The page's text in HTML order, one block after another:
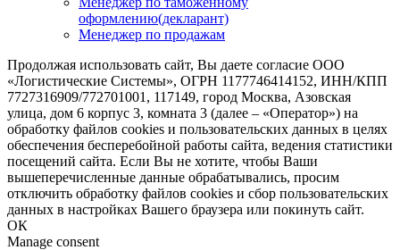
оформлению(декларант)
Менеджер по продажам
Продолжая использовать сайт, Вы даете согласие ООО
«Логистические Системы», ОГРН 1177746414152, ИНН/КПП
7727316909/772701001, 117149, город Москва, Азовская
улица, дом 6 корпус 3, комната 3 (далее – «Оператор») на
обработку файлов cookies и пользовательских данных в целях
обеспечения бесперебойной работы сайта, ведения статистики
посещений сайта. Если Вы не хотите, чтобы Ваши
вышеперечисленные данные обрабатывались, просим
отключить обработку файлов cookies и сбор пользовательских
данных в настройках Вашего браузера или покинуть сайт.
ОК
Manage consent